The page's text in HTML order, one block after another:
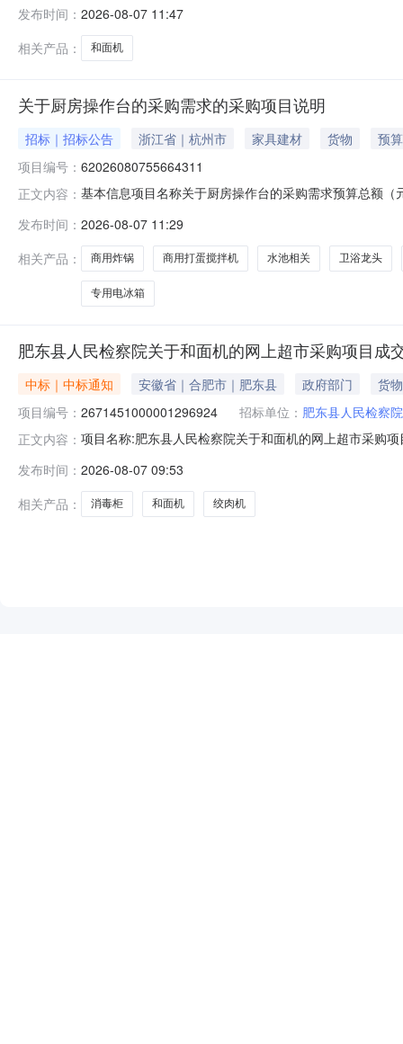
900无品牌25公斤和面机台1.0023502350服务要求或标
发布时间： 2026-08-07 11:47
相关产品：
和面机
关于厨房操作台的采购需求的采购项目说明
招标｜招标公告 浙江省｜杭州市 家具建材 货物
预
项目编号： 62026080755664311
正文内容： 基本信息项目名称关于厨房操作台的采购需求预算总额
品类目:工作台;展开尺寸(长*宽*高)(cm):1500*800*800;
发布时间： 2026-08-07 11:29
相关产品：
商用炸锅 商用打蛋搅拌机 水池相关 卫浴龙头
专用电冰箱
肥东县人民检察院关于和面机的网上超市采购项目成
中标｜中标通知 安徽省｜合肥市｜肥东县 政府部门
货物
项目编号： 2671451000001296924 招标单位： 肥东县人民检察院
正文内容： 项目名称:肥东县人民检察院关于和面机的网上超市采购
三、成交信息交易方式:直接采购成交日期:2026年8月7
发布时间： 2026-08-07 09:53
相关产品：
消毒柜 和面机 绞肉机